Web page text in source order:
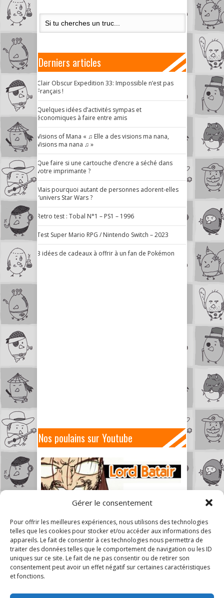
Gérer le consentement
Pour offrir les meilleures expériences, nous utilisons des technologies
telles que les cookies pour stocker et/ou accéder aux informations des
appareils. Le fait de consentir à ces technologies nous permettra de
traiter des données telles que le comportement de navigation ou les ID
uniques sur ce site. Le fait de ne pas consentir ou de retirer son
consentement peut avoir un effet négatif sur certaines caractéristiques
et fonctions.
Derniers articles
Clair Obscur Expedition 33: Impossible n’est pas
Français !
Quelques idées d’activités sympas et
économiques à faire entre amis
Visions of Mana « ♫ Elle a des visions ma nana,
Visions ma nana ♫ »
Que faire si une cartouche d’encre a séché dans
votre imprimante ?
Mais pourquoi autant de personnes adorent-elles
l’univers Star Wars ?
Retro test : Tobal N°1 – PS1 – 1996
Test Super Mario RPG / Nintendo Switch – 2023
3 idées de cadeaux à offrir à un fan de Pokémon
Nos poulains sur Youtube